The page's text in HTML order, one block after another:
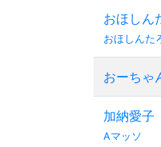
おほしん
おほしんた
おーちゃ
加納愛子
Aマッソ